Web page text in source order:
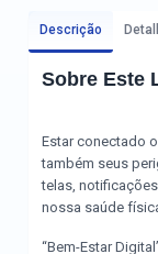
Descrição
Sobre Este
Estar conectado
também seus
telas,
nossa saúde
“Bem-Estar